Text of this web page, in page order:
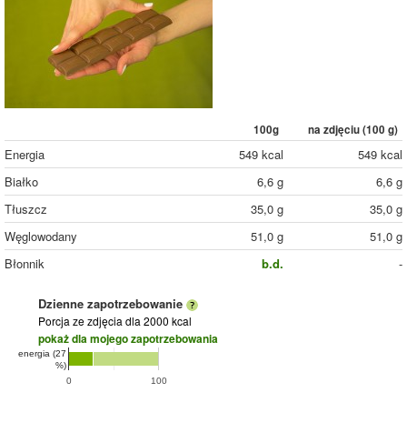
100g na zdjęciu (100 g)
Energia 549 kcal
549 kcal
Białko
6,6 g
6,6 g
Tłuszcz
35,0 g
35,0 g
Węglowodany
51,0 g
51,0 g
Błonnik
b.d. -
Dzienne zapotrzebowanie
Porcja ze zdjęcia dla 2000 kcal
pokaż dla mojego zapotrzebowania
0 100
energia (27
%)